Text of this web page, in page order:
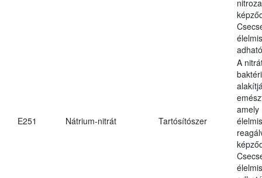
E251 Nátrium-nitrát Tartósítószer
A
amely